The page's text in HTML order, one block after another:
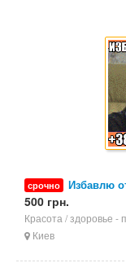
срочно Избавлю
500 грн.
Красота / здоровье -
Киев